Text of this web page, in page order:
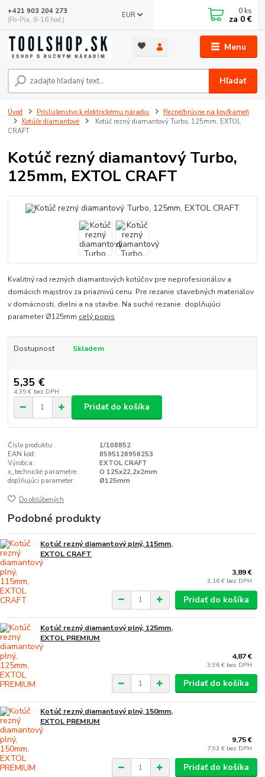
Menu
EUR
Hľadať
+421 903 204 273
(Po-Pia, 8-16 hod.)
0 ks
za 0 €
Úvod Príslušenstvo k elektrickému náradiu
Rezné/brúsne na kov/kameň
Kotúče diamantové
Kotúč rezný diamantový Turbo, 125mm, EXTOL
CRAFT
Kotúč rezný diamantový Turbo,
125mm, EXTOL CRAFT
Kvalitný rad rezných diamantových kotúčov pre neprofesionálov a
domácich majstrov za priaznivú cenu. Pre rezanie stavebných materiálov
v domácnosti, dielni a na stavbe. Na suché rezanie. doplňujúci
parameter Ø125mm celý popis
Dostupnosť Skladem
5,35 €
4,35 € bez DPH
Pridať do košíka
Číslo produktu:
1/108852
EAN kód:
8595126956253
Výrobca:
EXTOL CRAFT
x_technické parametre:
O 125x22,2x2mm
doplňujúci parameter:
Ø125mm
Do obľúbených
Podobné produkty
Kotúč rezný diamantový plný, 115mm,
EXTOL CRAFT
3,89 €
3,16 € bez DPH
Pridať do košíka
Kotúč rezný diamantový plný, 125mm,
EXTOL PREMIUM
4,87 €
3,96 € bez DPH
Pridať do košíka
Kotúč rezný diamantový plný, 150mm,
EXTOL PREMIUM
9,75 €
7,93 € bez DPH
Pridať do košíka